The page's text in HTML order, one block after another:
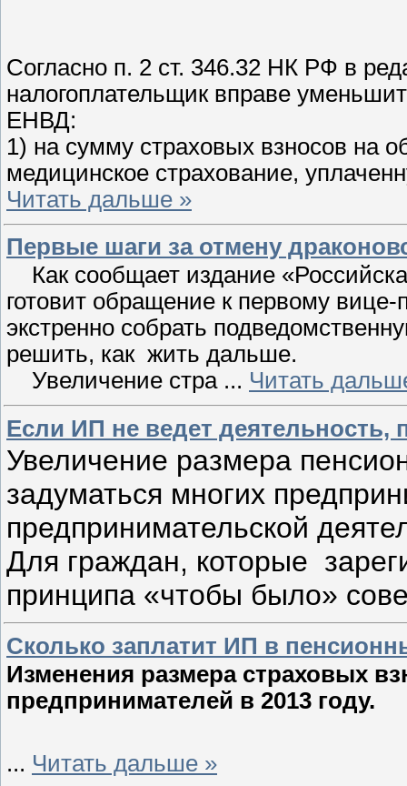
Согласно п. 2 ст. 346.32 НК РФ в
налогоплательщик вправе
ЕНВД:
1) на сумму страховых взносов на
медицинское страхование,
Читать дальше »
Первые шаги за отмену
Как сообщает издание
готовит обращение к первому
экстренно собрать
решить, как жить дальше.
Увеличение стра ... Читать
Если ИП не ведет деятельность,
Увеличение размера
задуматься многих
предпринимательской
Для граждан, которые
принципа «чтобы было»
Сколько заплатит ИП в
Изменения размера страховых
предпринимателей в 2013 году.
... Читать дальше »